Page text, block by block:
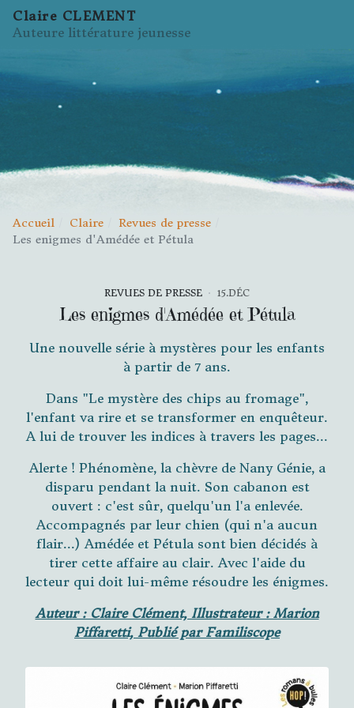
Claire CLEMENT
Auteure littérature jeunesse
Accueil Claire
Revues de presse
Les enigmes d'Amédée et Pétula
REVUES DE PRESSE 15.DÉC
Les enigmes d'Amédée et Pétula
Une nouvelle série à mystères pour les enfants
à partir de 7 ans.
Dans "Le mystère des chips au fromage",
l'enfant va rire et se transformer en enquêteur.
A lui de trouver les indices à travers les pages...
Alerte ! Phénomène, la chèvre de Nany Génie, a
disparu pendant la nuit. Son cabanon est
ouvert : c'est sûr, quelqu'un l'a enlevée.
Accompagnés par leur chien (qui n'a aucun
flair...) Amédée et Pétula sont bien décidés à
tirer cette affaire au clair. Avec l'aide du
lecteur qui doit lui-même résoudre les énigmes.
Auteur : Claire Clément, Illustrateur : Marion
Piffaretti, Publié par Familiscope